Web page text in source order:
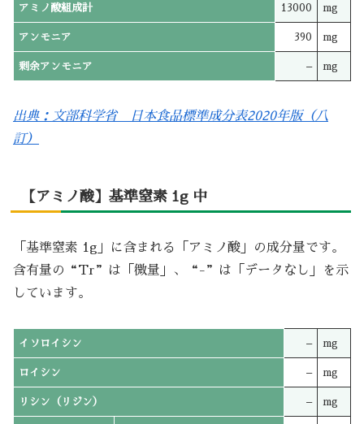
アミノ酸組成計 13000 mg
アンモニア 390 mg
剰余アンモニア – mg
出典：文部科学省 日本食品標準成分表2020年版（八
訂）
【アミノ酸】基準窒素 1g 中
「基準窒素 1g」に含まれる「アミノ酸」の成分量です。
含有量の“Tr”は「微量」、“-”は「データなし」を示
しています。
イソロイシン – mg
ロイシン – mg
リシン（リジン） – mg